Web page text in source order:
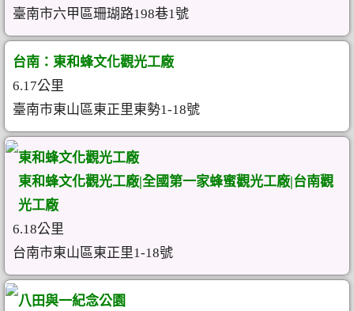
臺南市六甲區珊瑚路198巷1號
台南：東和蜂文化觀光工廠
6.17公里
臺南市東山區東正里東勢1-18號
東和蜂文化觀光工廠
東和蜂文化觀光工廠|全國第一家蜂蜜觀光工廠|台南觀
光工廠
6.18公里
台南市東山區東正里1-18號
八田與一紀念公園